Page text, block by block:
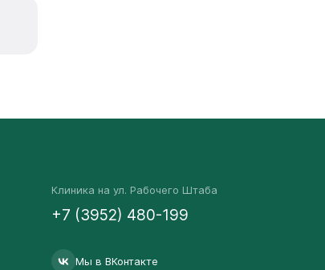
Клиника на ул. Рабочего Штаба
+7 (3952) 480-199
Мы в ВКонтакте